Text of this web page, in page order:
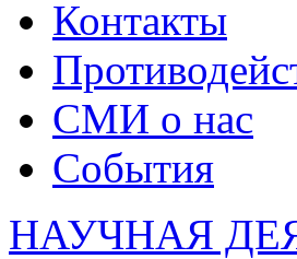
Контакты
СМИ о нас
События
НАУЧНАЯ